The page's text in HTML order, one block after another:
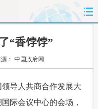
国际
人事
地方 法治
“香饽饽”
源： 中国政府网
导人共商合作发展大
际会议中心的会场，